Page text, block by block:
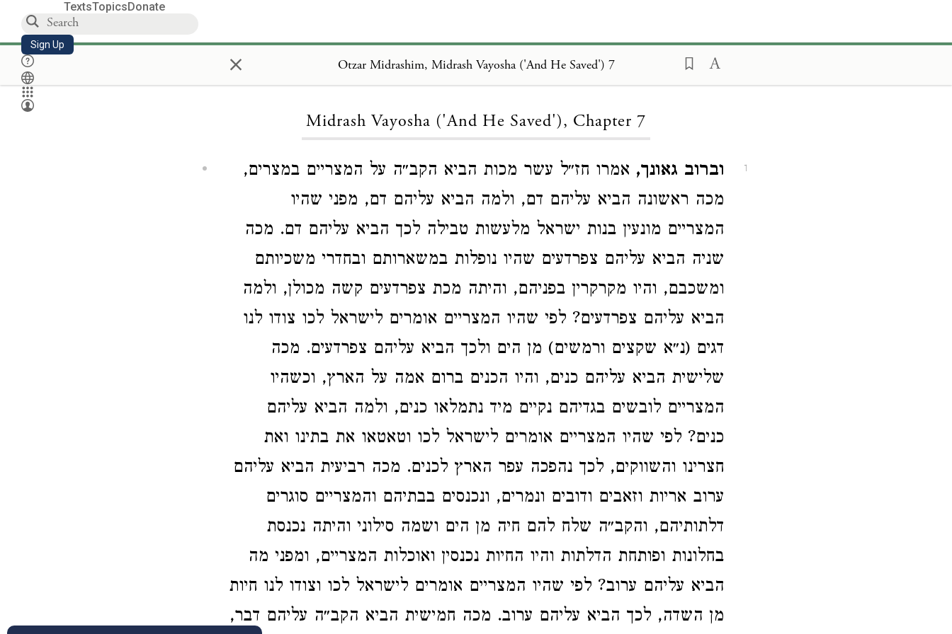
TextsTopicsDonate
Sign Up × Otzar Midrashim, Midrash Vayosha ('And He Saved') 7
Midrash Vayosha ('And He Saved'), Chapter 7
1 וברוב גאונך, אמרו חז״ל עשר מכות הביא הקב״ה על המצריים במצרים,
מכה ראשונה הביא עליהם דם, ולמה הביא עליהם דם, מפני שהיו
המצריים מונעין בנות ישראל מלעשות טבילה לכך הביא עליהם דם. מכה
שניה הביא עליהם צפרדעים שהיו נופלות במשארותם ובחדרי משכיותם
ומשכבם, והיו מקרקרין בפניהם, והיתה מכת צפרדעים קשה מכולן, ולמה
הביא עליהם צפרדעים? לפי שהיו המצריים אומרים לישראל לכו צודו לנו
דגים (נ״א שקצים ורמשים) מן הים ולכך הביא עליהם צפרדעים. מכה
שלישית הביא עליהם כנים, והיו הכנים ברום אמה על הארץ, וכשהיו
המצריים לובשים בגדיהם נקיים מיד נתמלאו כנים, ולמה הביא עליהם
כנים? לפי שהיו המצריים אומרים לישראל לכו וטאטאו את בתינו ואת
חצרינו והשווקים, לכך נהפכה עפר הארץ לכנים. מכה רביעית הביא עליהם
ערוב אריות וזאבים ודובים ונמרים, ונכנסים בבתיהם והמצריים סוגרים
דלתותיהם, והקב״ה שלח להם חיה מן הים ושמה סילוני והיתה נכנסת
בחלונות ופותחת הדלתות והיו החיות נכנסין ואוכלות המצריים, ומפני מה
הביא עליהם ערוב? לפי שהיו המצריים אומרים לישראל לכו וצודו לנו חיות
מן השדה, לכך הביא עליהם ערוב. מכה חמישית הביא הקב״ה עליהם דבר,